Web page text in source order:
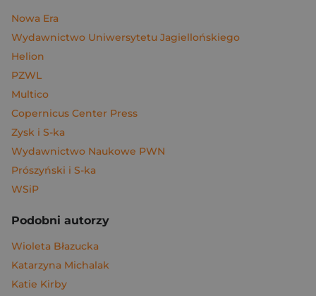
Nowa Era
Wydawnictwo Uniwersytetu Jagiellońskiego
Helion
PZWL
Multico
Copernicus Center Press
Zysk i S-ka
Wydawnictwo Naukowe PWN
Prószyński i S-ka
WSiP
Podobni autorzy
Wioleta Błazucka
Katarzyna Michalak
Katie Kirby